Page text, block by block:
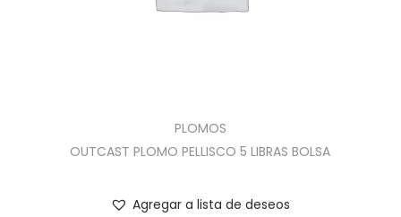
PLOMOS
OUTCAST PLOMO PELLISCO 5 LIBRAS BOLSA
Agregar a lista de deseos